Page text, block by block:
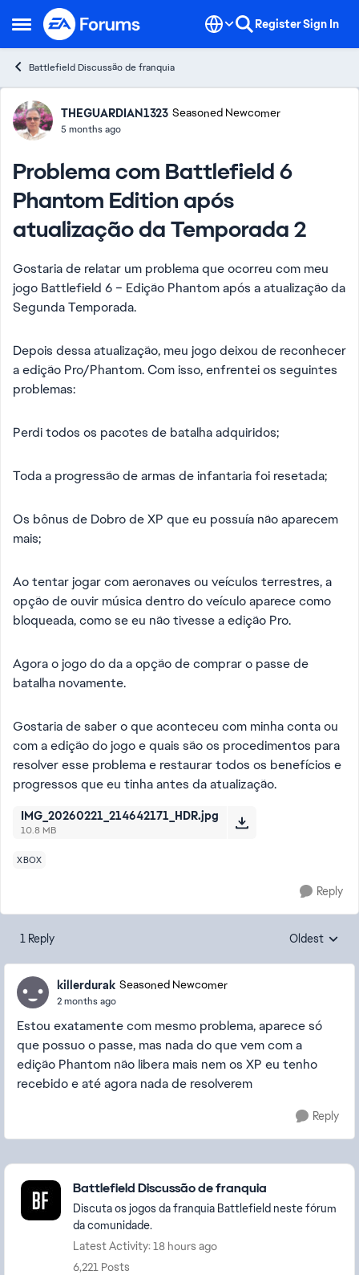
Open Side Menu
Skip to content RegisterSign In
Battlefield Discussão de franquia
Forum Discussion
THEGUARDIAN1323 Seasoned Newcomer
5 months ago
Problema com Battlefield 6
Phantom Edition após
atualização da Temporada 2
Gostaria de relatar um problema que ocorreu com meu
jogo Battlefield 6 – Edição Phantom após a atualização da
Segunda Temporada.
Depois dessa atualização, meu jogo deixou de reconhecer
a edição Pro/Phantom. Com isso, enfrentei os seguintes
problemas:
Perdi todos os pacotes de batalha adquiridos;
Toda a progressão de armas de infantaria foi resetada;
Os bônus de Dobro de XP que eu possuía não aparecem
mais;
Ao tentar jogar com aeronaves ou veículos terrestres, a
opção de ouvir música dentro do veículo aparece como
bloqueada, como se eu não tivesse a edição Pro.
Agora o jogo do da a opção de comprar o passe de
batalha novamente.
Gostaria de saber o que aconteceu com minha conta ou
com a edição do jogo e quais são os procedimentos para
resolver esse problema e restaurar todos os benefícios e
progressos que eu tinha antes da atualização.
IMG_20260221_214642171_HDR.jpg
10.8 MB
XBOX
Reply
1 Reply Replies
Oldest
killerdurak Seasoned Newcomer
2 months ago
Estou exatamente com mesmo problema, aparece só
que possuo o passe, mas nada do que vem com a
edição Phantom não libera mais nem os XP eu tenho
recebido e até agora nada de resolverem
Reply
Featured Places
Battlefield Discussão de franquia
Discuta os jogos da franquia Battlefield neste fórum
da comunidade.
Latest Activity: 18 hours ago
6,221 Posts